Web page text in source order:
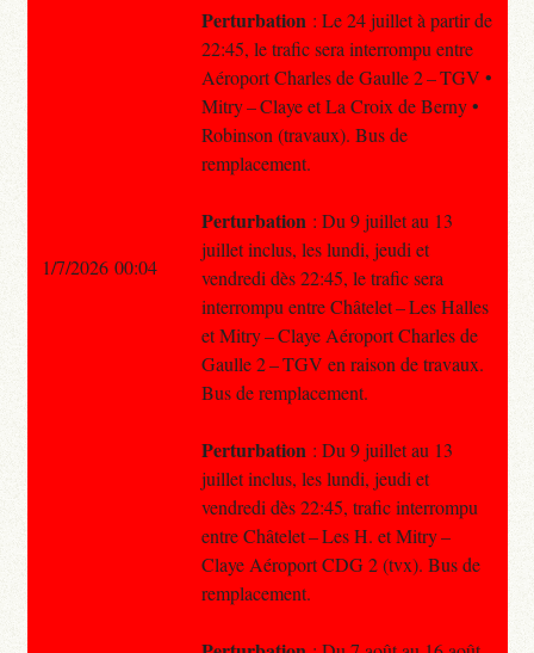
Perturbation : Le 24 juillet à partir de
22:45, le trafic sera interrompu entre
Aéroport Charles de Gaulle 2 – TGV •
Mitry – Claye et La Croix de Berny •
Robinson (travaux). Bus de
remplacement.
Perturbation : Du 9 juillet au 13
juillet inclus, les lundi, jeudi et
vendredi dès 22:45, le trafic sera
interrompu entre Châtelet – Les Halles
et Mitry – Claye Aéroport Charles de
Gaulle 2 – TGV en raison de travaux.
Bus de remplacement.
Perturbation : Du 9 juillet au 13
juillet inclus, les lundi, jeudi et
vendredi dès 22:45, trafic interrompu
entre Châtelet – Les H. et Mitry –
Claye Aéroport CDG 2 (tvx). Bus de
remplacement.
1/7/2026 00:04